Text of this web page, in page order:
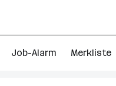
Job-Alarm Merkliste